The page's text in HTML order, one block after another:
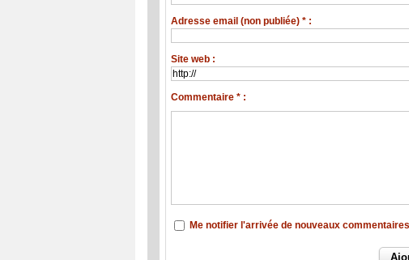
Adresse email (non publiée) * :
Site web :
Commentaire * :
Me notifier l'arrivée de nouveaux commentaires